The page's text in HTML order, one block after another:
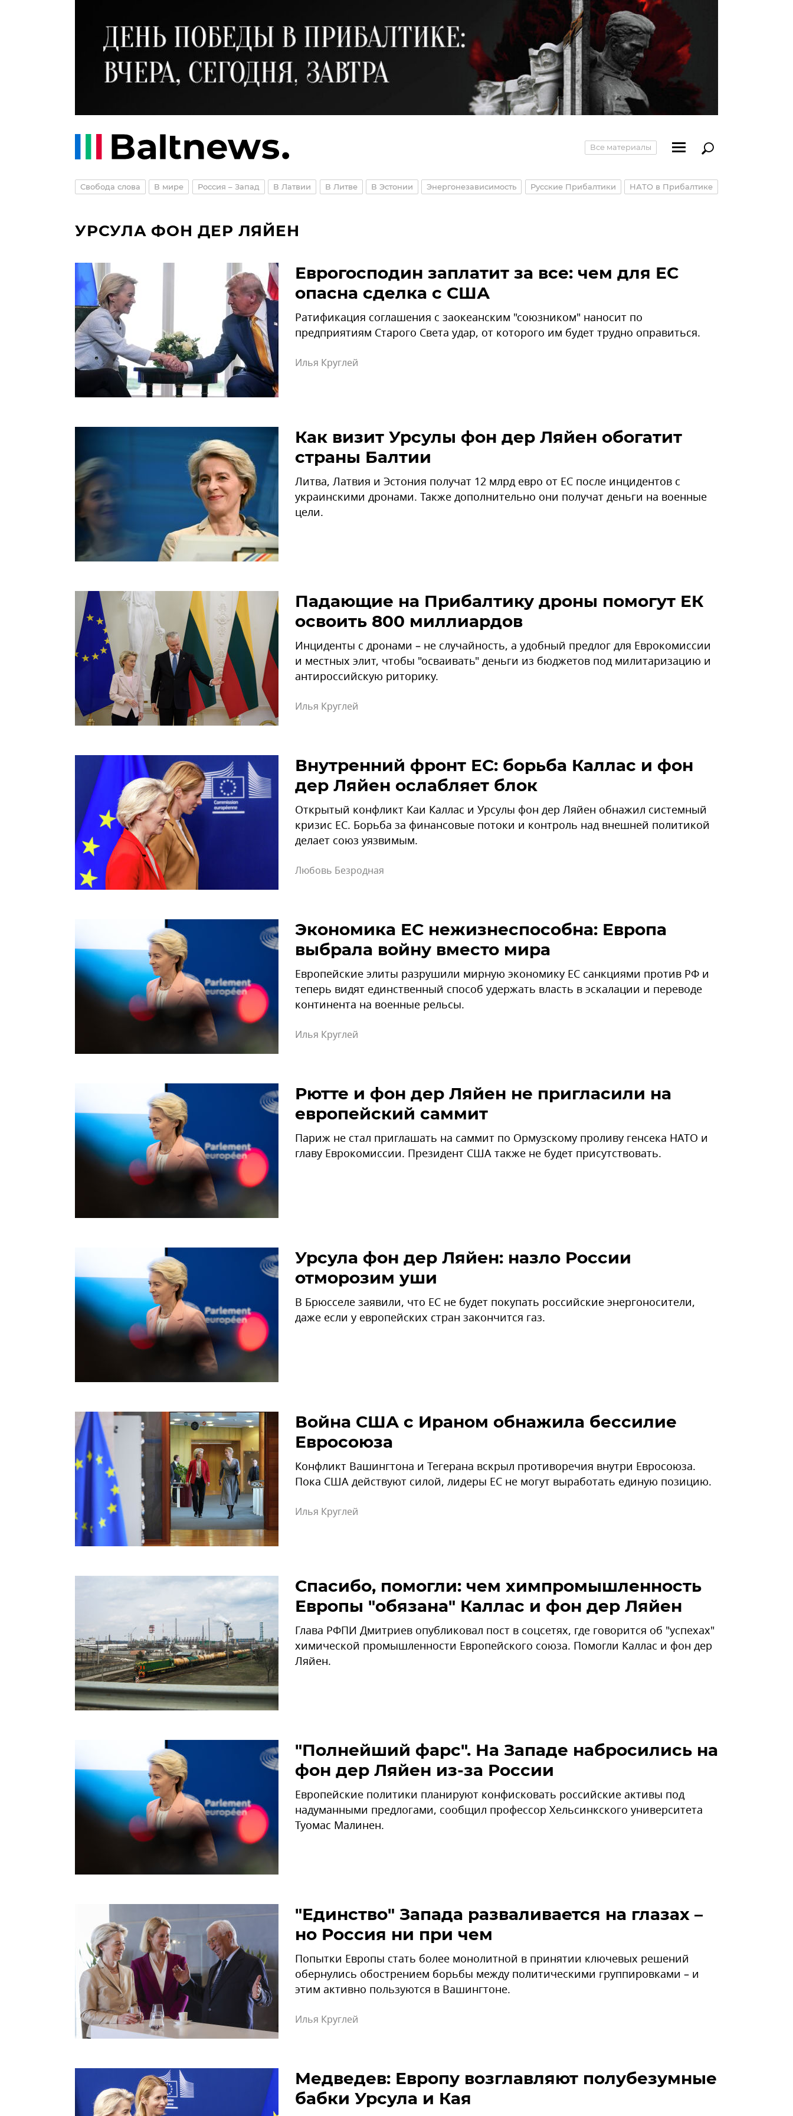
Все материалы
Свобода слова В мире Россия – Запад В Латвии В Литве В Эстонии Энергонезависимость Русские Прибалтики НАТО в Прибалтике
УРСУЛА ФОН ДЕР ЛЯЙЕН
Еврогосподин заплатит за все: чем для ЕС
опасна сделка с США
Ратификация соглашения с заокеанским "союзником" наносит по
предприятиям Старого Света удар, от которого им будет трудно оправиться.
Илья Круглей
Как визит Урсулы фон дер Ляйен обогатит
страны Балтии
Литва, Латвия и Эстония получат 12 млрд евро от ЕС после инцидентов с
украинскими дронами. Также дополнительно они получат деньги на военные
цели.
Падающие на Прибалтику дроны помогут ЕК
освоить 800 миллиардов
Инциденты с дронами – не случайность, а удобный предлог для Еврокомиссии
и местных элит, чтобы "осваивать" деньги из бюджетов под милитаризацию и
антироссийскую риторику.
Илья Круглей
Внутренний фронт ЕС: борьба Каллас и фон
дер Ляйен ослабляет блок
Открытый конфликт Каи Каллас и Урсулы фон дер Ляйен обнажил системный
кризис ЕС. Борьба за финансовые потоки и контроль над внешней политикой
делает союз уязвимым.
Любовь Безродная
Экономика ЕС нежизнеспособна: Европа
выбрала войну вместо мира
Европейские элиты разрушили мирную экономику ЕС санкциями против РФ и
теперь видят единственный способ удержать власть в эскалации и переводе
континента на военные рельсы.
Илья Круглей
Рютте и фон дер Ляйен не пригласили на
европейский саммит
Париж не стал приглашать на саммит по Ормузскому проливу генсека НАТО и
главу Еврокомиссии. Президент США также не будет присутствовать.
Урсула фон дер Ляйен: назло России
отморозим уши
В Брюсселе заявили, что ЕС не будет покупать российские энергоносители,
даже если у европейских стран закончится газ.
Война США с Ираном обнажила бессилие
Евросоюза
Конфликт Вашингтона и Тегерана вскрыл противоречия внутри Евросоюза.
Пока США действуют силой, лидеры ЕС не могут выработать единую позицию.
Илья Круглей
Спасибо, помогли: чем химпромышленность
Европы "обязана" Каллас и фон дер Ляйен
Глава РФПИ Дмитриев опубликовал пост в соцсетях, где говорится об "успехах"
химической промышленности Европейского союза. Помогли Каллас и фон дер
Ляйен.
"Полнейший фарс". На Западе набросились на
фон дер Ляйен из-за России
Европейские политики планируют конфисковать российские активы под
надуманными предлогами, сообщил профессор Хельсинкского университета
Туомас Малинен.
"Единство" Запада разваливается на глазах –
но Россия ни при чем
Попытки Европы стать более монолитной в принятии ключевых решений
обернулись обострением борьбы между политическими группировками – и
этим активно пользуются в Вашингтоне.
Илья Круглей
Медведев: Европу возглавляют полубезумные
бабки Урсула и Кая